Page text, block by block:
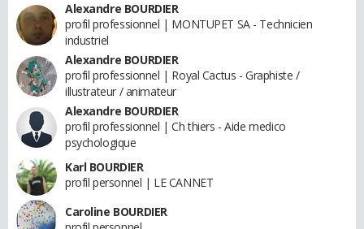
Alexandre BOURDIER
profil professionnel | MONTUPET SA - Technicien
industriel
Alexandre BOURDIER
profil professionnel | Royal Cactus - Graphiste /
illustrateur / animateur
Alexandre BOURDIER
profil professionnel | Ch thiers - Aide medico
psychologique
Karl BOURDIER
profil personnel | LE CANNET
Caroline BOURDIER